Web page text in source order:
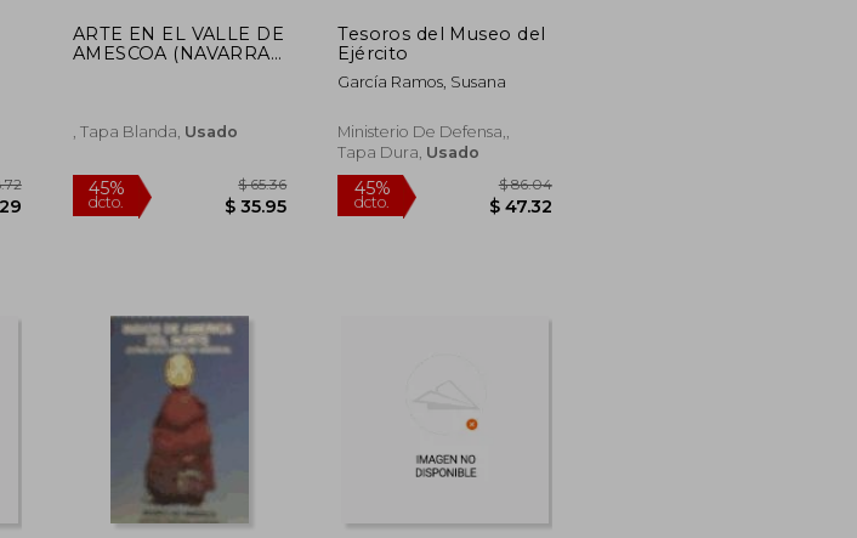
ARTE EN EL VALLE DE
AMESCOA (NAVARRA)
, Tapa Blanda, Usado
45%
dcto.
Tesoros del Museo del
Ejército
García Ramos, Susana
Ministerio De Defensa,,
Tapa Dura, Usado